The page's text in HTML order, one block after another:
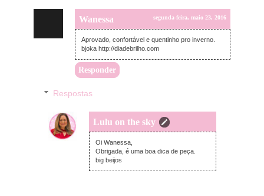
Wanessa segunda-feira, maio 23, 2016
Aprovado, confortável e quentinho pro inverno.
bjoka http://diadebrilho.com
Responder
Respostas
Lulu on the sky
terça-feira, maio 24, 2016
Oi Wanessa,
Obrigada, é uma boa dica de peça.
big beijos